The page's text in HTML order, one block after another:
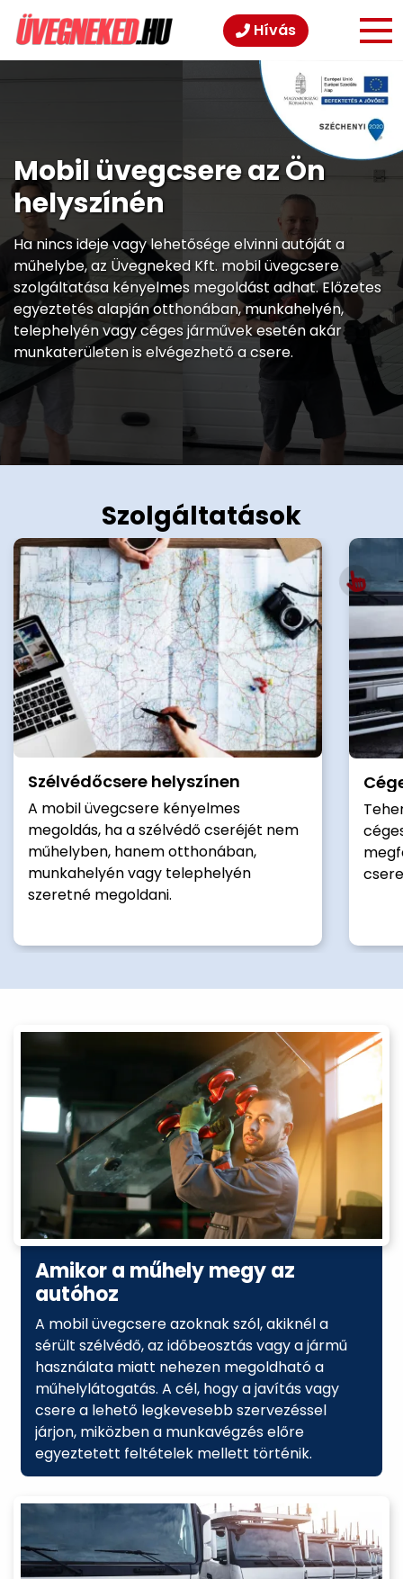
Hívás
Mobil üvegcsere az Ön
helyszínén
Ha nincs ideje vagy lehetősége elvinni autóját a
műhelybe, az Üvegneked Kft. mobil üvegcsere
szolgáltatása kényelmes megoldást adhat. Előzetes
egyeztetés alapján otthonában, munkahelyén,
telephelyén vagy céges járművek esetén akár
munkaterületen is elvégezhető a csere.
Szolgáltatások
Szélvédőcsere helyszínen
A mobil üvegcsere kényelmes
megoldás, ha a szélvédő cseréjét nem
műhelyben, hanem otthonában,
munkahelyén vagy telephelyén
szeretné megoldani.
Amikor a műhely megy az
autóhoz
A mobil üvegcsere azoknak szól, akiknél a
sérült szélvédő, az időbeosztás vagy a jármű
használata miatt nehezen megoldható a
műhelylátogatás. A cél, hogy a javítás vagy
csere a lehető legkevesebb szervezéssel
járjon, miközben a munkavégzés előre
egyeztetett feltételek mellett történik.